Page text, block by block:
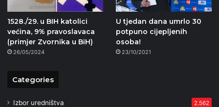
1528./29. u BIH katolici
većina, 9% pravoslavaca
(primjer Zvornika u BiH)
26/05/2024
U tjedan dana umrlo 30
potpuno cijepljenih
osoba!
23/10/2021
Categories
Izbor uredništva 2.562